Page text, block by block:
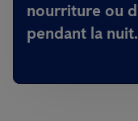
nourriture ou
pendant la nuit.